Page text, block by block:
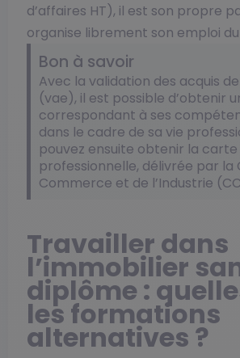
d’affaires HT), il est son propre
organise librement son emploi
Bon à savoir
Avec la validation des acquis
(vae), il est possible d’obtenir
correspondant à ses
dans le cadre de sa vie
pouvez ensuite obtenir la carte
professionnelle, délivrée par la
Commerce et de l’Industrie
Travailler dans
l’immobilier
diplôme :
les formations
alternatives ?